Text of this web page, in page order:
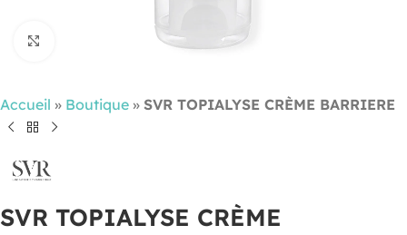
Cliquez pour agrandir
Accueil » Boutique » SVR TOPIALYSE CRÈME BARRIERE
SVR TOPIALYSE CRÈME